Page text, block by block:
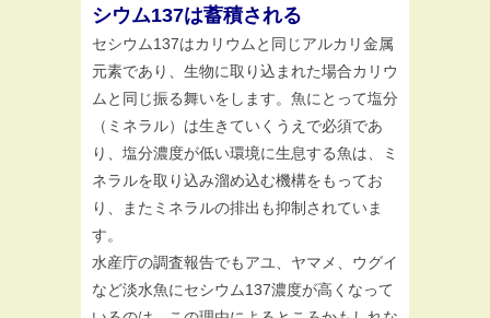
シウム137は蓄積される
セシウム137はカリウムと同じアルカリ金属
元素であり、生物に取り込まれた場合カリウ
ムと同じ振る舞いをします。魚にとって塩分
（ミネラル）は生きていくうえで必須であ
り、塩分濃度が低い環境に生息する魚は、ミ
ネラルを取り込み溜め込む機構をもってお
り、またミネラルの排出も抑制されていま
す。
水産庁の調査報告でもアユ、ヤマメ、ウグイ
など淡水魚にセシウム137濃度が高くなって